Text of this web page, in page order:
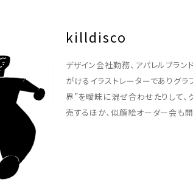
killdisco
デザイン会社勤務、アパレルブラ
がけるイラストレーターでありグ
界”を曖昧に混ぜ合わせたりして
売するほか、似顔絵オーダー会も開